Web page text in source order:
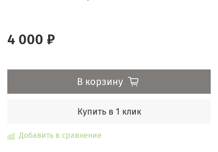
4 000 ₽
В корзину
Купить в 1 клик
Добавить в сравнение